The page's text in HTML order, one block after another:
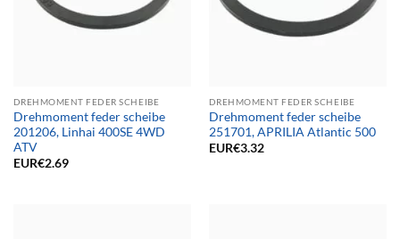
DREHMOMENT FEDER SCHEIBE
Drehmoment feder scheibe
201206, Linhai 400SE 4WD
ATV
EUR€2.69
DREHMOMENT FEDER SCHEIBE
Drehmoment feder scheibe
251701, APRILIA Atlantic 500
EUR€3.32